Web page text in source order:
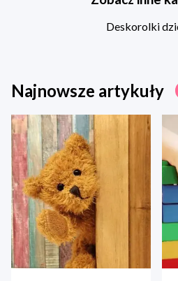
Deskorolki
Najnowsze artykuły